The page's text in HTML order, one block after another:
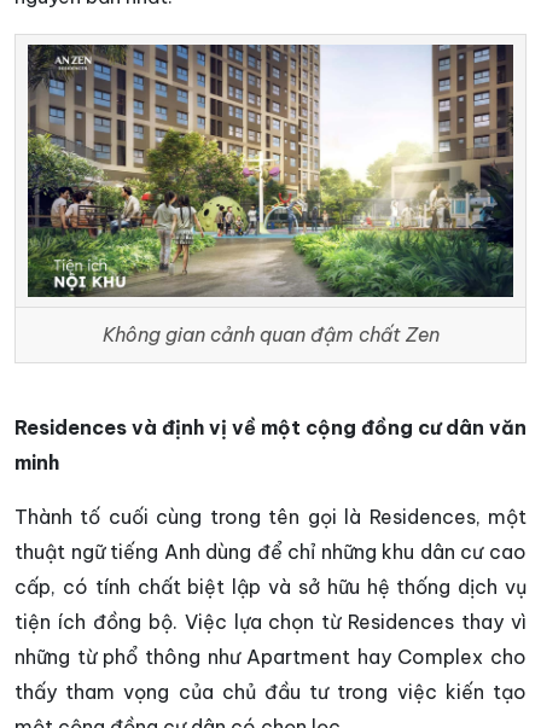
Không gian cảnh quan đậm chất Zen
Residences và định vị về một cộng đồng cư dân văn
minh
Thành tố cuối cùng trong tên gọi là Residences, một
thuật ngữ tiếng Anh dùng để chỉ những khu dân cư cao
cấp, có tính chất biệt lập và sở hữu hệ thống dịch vụ
tiện ích đồng bộ. Việc lựa chọn từ Residences thay vì
những từ phổ thông như Apartment hay Complex cho
thấy tham vọng của chủ đầu tư trong việc kiến tạo